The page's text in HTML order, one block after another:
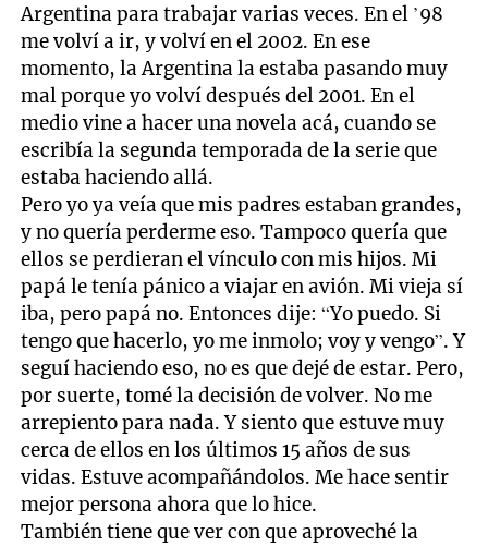
Argentina para trabajar varias veces. En el ’98
me volví a ir, y volví en el 2002. En ese
momento, la Argentina la estaba pasando muy
mal porque yo volví después del 2001. En el
medio vine a hacer una novela acá, cuando se
escribía la segunda temporada de la serie que
estaba haciendo allá.
Pero yo ya veía que mis padres estaban grandes,
y no quería perderme eso. Tampoco quería que
ellos se perdieran el vínculo con mis hijos. Mi
papá le tenía pánico a viajar en avión. Mi vieja sí
iba, pero papá no. Entonces dije: “Yo puedo. Si
tengo que hacerlo, yo me inmolo; voy y vengo”. Y
seguí haciendo eso, no es que dejé de estar. Pero,
por suerte, tomé la decisión de volver. No me
arrepiento para nada. Y siento que estuve muy
cerca de ellos en los últimos 15 años de sus
vidas. Estuve acompañándolos. Me hace sentir
mejor persona ahora que lo hice.
También tiene que ver con que aproveché la